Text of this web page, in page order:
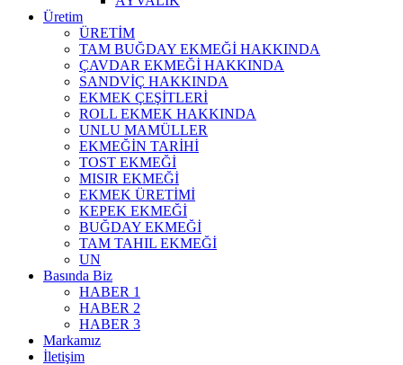
Üretim
ÜRETİM
TAM BUĞDAY EKMEĞİ HAKKINDA
ÇAVDAR EKMEĞİ HAKKINDA
SANDVİÇ HAKKINDA
EKMEK ÇEŞİTLERİ
ROLL EKMEK HAKKINDA
UNLU MAMÜLLER
EKMEĞİN TARİHİ
TOST EKMEĞİ
MISIR EKMEĞİ
EKMEK ÜRETİMİ
KEPEK EKMEĞİ
BUĞDAY EKMEĞİ
TAM TAHIL EKMEĞİ
UN
Basında Biz
HABER 1
HABER 2
HABER 3
Markamız
İletişim